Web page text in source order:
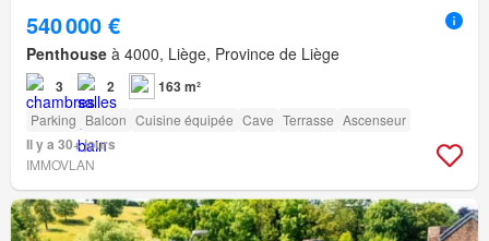
540 000 €
Penthouse à 4000, Liège, Province de Liège
3 2 163 m²
Parking Balcon Cuisine équipée Cave Terrasse Ascenseur
Il y a 30+ jours
IMMOVLAN